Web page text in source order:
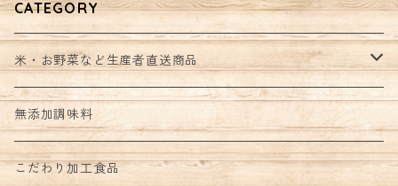
CATEGORY
米・お野菜など生産者直送商品
野菜セット
無添加調味料
こだわり加工食品